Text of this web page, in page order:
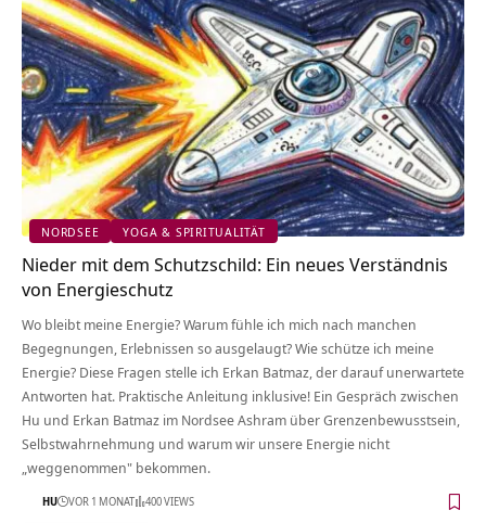
NORDSEE YOGA & SPIRITUALITÄT
Nieder mit dem Schutzschild: Ein neues Verständnis
von Energieschutz
Wo bleibt meine Energie? Warum fühle ich mich nach manchen
Begegnungen, Erlebnissen so ausgelaugt? Wie schütze ich meine
Energie? Diese Fragen stelle ich Erkan Batmaz, der darauf unerwartete
Antworten hat. Praktische Anleitung inklusive! Ein Gespräch zwischen
Hu und Erkan Batmaz im Nordsee Ashram über Grenzenbewusstsein,
Selbstwahrnehmung und warum wir unsere Energie nicht
„weggenommen" bekommen.
HU VOR 1 MONAT 400 VIEWS